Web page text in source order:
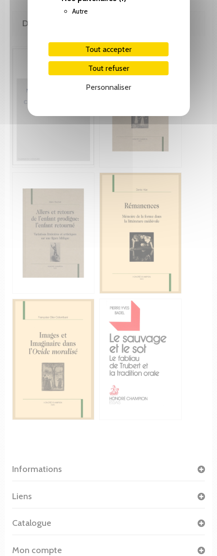
Autre
Tout accepter
Tout refuser
Personnaliser
DE LA MÊME COLLECTION
Informations
Liens
Catalogue
Mon compte